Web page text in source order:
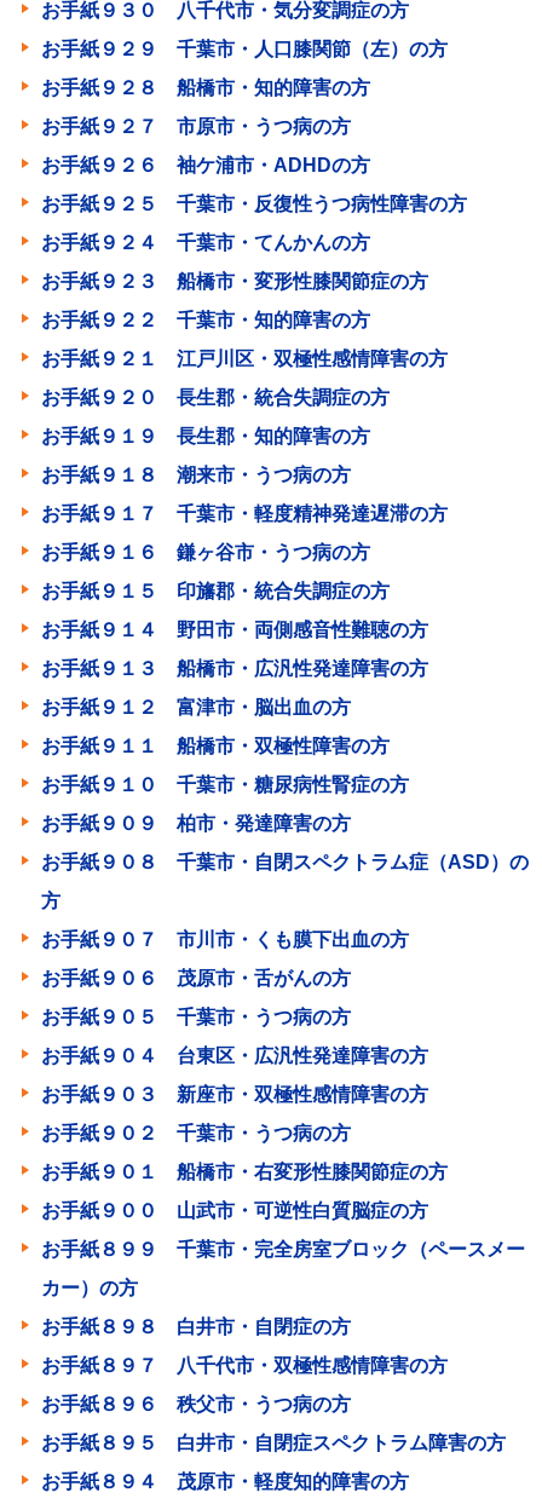
お手紙９３０ 八千代市・気分変調症の方
お手紙９２９ 千葉市・人口膝関節（左）の方
お手紙９２８ 船橋市・知的障害の方
お手紙９２７ 市原市・うつ病の方
お手紙９２６ 袖ケ浦市・ADHDの方
お手紙９２５ 千葉市・反復性うつ病性障害の方
お手紙９２４ 千葉市・てんかんの方
お手紙９２３ 船橋市・変形性膝関節症の方
お手紙９２２ 千葉市・知的障害の方
お手紙９２１ 江戸川区・双極性感情障害の方
お手紙９２０ 長生郡・統合失調症の方
お手紙９１９ 長生郡・知的障害の方
お手紙９１８ 潮来市・うつ病の方
お手紙９１７ 千葉市・軽度精神発達遅滞の方
お手紙９１６ 鎌ヶ谷市・うつ病の方
お手紙９１５ 印旛郡・統合失調症の方
お手紙９１４ 野田市・両側感音性難聴の方
お手紙９１３ 船橋市・広汎性発達障害の方
お手紙９１２ 富津市・脳出血の方
お手紙９１１ 船橋市・双極性障害の方
お手紙９１０ 千葉市・糖尿病性腎症の方
お手紙９０９ 柏市・発達障害の方
お手紙９０８ 千葉市・自閉スペクトラム症（ASD）の
方
お手紙９０７ 市川市・くも膜下出血の方
お手紙９０６ 茂原市・舌がんの方
お手紙９０５ 千葉市・うつ病の方
お手紙９０４ 台東区・広汎性発達障害の方
お手紙９０３ 新座市・双極性感情障害の方
お手紙９０２ 千葉市・うつ病の方
お手紙９０１ 船橋市・右変形性膝関節症の方
お手紙９００ 山武市・可逆性白質脳症の方
お手紙８９９ 千葉市・完全房室ブロック（ペースメー
カー）の方
お手紙８９８ 白井市・自閉症の方
お手紙８９７ 八千代市・双極性感情障害の方
お手紙８９６ 秩父市・うつ病の方
お手紙８９５ 白井市・自閉症スペクトラム障害の方
お手紙８９４ 茂原市・軽度知的障害の方